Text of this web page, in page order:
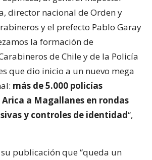
director nacional de Orden y
y el prefecto Pablo Garay
la formación de
de Chile y de la Policía
que dio inicio a un nuevo mega
más de 5.000 policías
Arica a Magallanes en rondas
y controles de identidad“,
publicación que “queda un